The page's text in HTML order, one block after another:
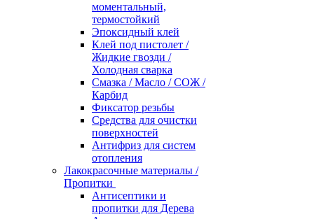
моментальный,
термостойкий
Эпоксидный клей
Клей под пистолет /
Жидкие гвозди /
Холодная сварка
Смазка / Масло / СОЖ /
Карбид
Фиксатор резьбы
Средства для очистки
поверхностей
Антифриз для систем
отопления
Лакокрасочные материалы /
Пропитки
Антисептики и
пропитки для Дерева